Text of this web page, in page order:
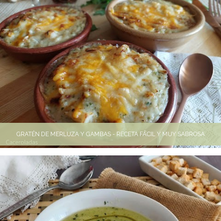
GRATÉN DE MERLUZA Y GAMBAS - RECETA FÁCIL Y MUY SABROSA